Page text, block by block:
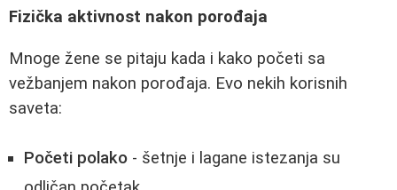
Fizička aktivnost nakon porođaja
Mnoge žene se pitaju kada i kako početi sa
vežbanjem nakon porođaja. Evo nekih korisnih
saveta:
Početi polako - šetnje i lagane istezanja su